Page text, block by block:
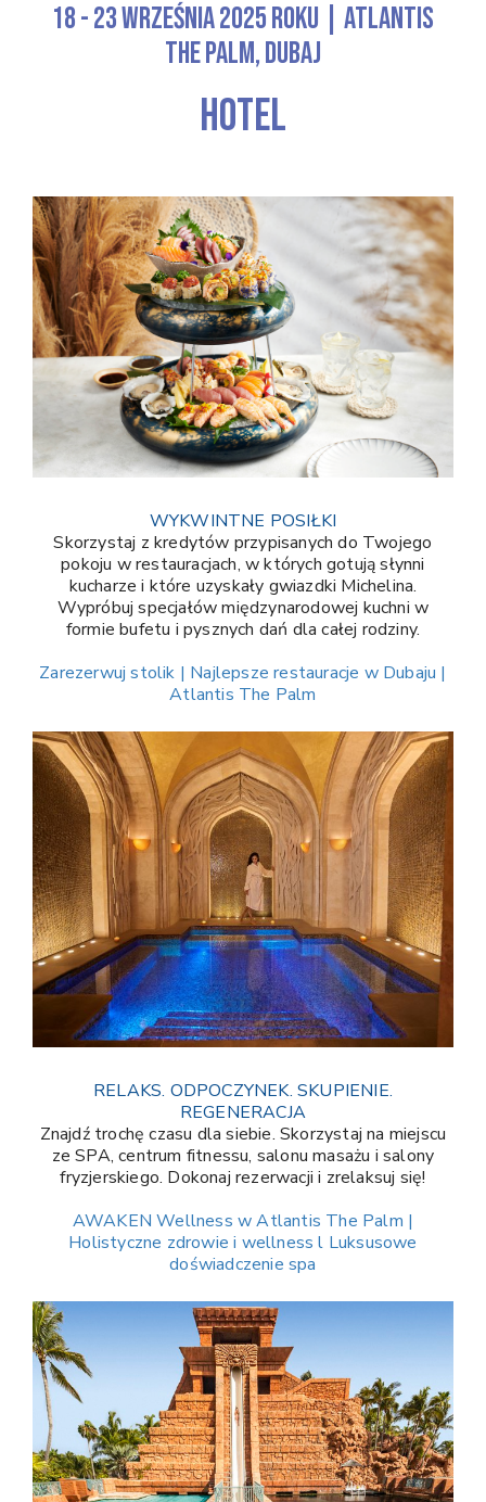
18 - 23 września 2025 roku | Atlantis
The Palm, Dubaj
HOTEL
WYKWINTNE POSIŁKI
Skorzystaj z kredytów przypisanych do Twojego
pokoju w restauracjach, w których gotują słynni
kucharze i które uzyskały gwiazdki Michelina.
Wypróbuj specjałów międzynarodowej kuchni w
formie bufetu i pysznych dań dla całej rodziny.
Zarezerwuj stolik | Najlepsze restauracje w Dubaju |
Atlantis The Palm
RELAKS. ODPOCZYNEK. SKUPIENIE.
REGENERACJA
Znajdź trochę czasu dla siebie. Skorzystaj na miejscu
ze SPA, centrum fitnessu, salonu masażu i salony
fryzjerskiego. Dokonaj rezerwacji i zrelaksuj się!
AWAKEN Wellness w Atlantis The Palm |
Holistyczne zdrowie i wellness l Luksusowe
doświadczenie spa